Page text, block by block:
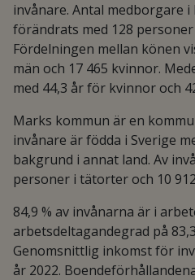
invånare. Antal medborgare
förändrats med 128
Fördelningen mellan könen
män och 17 465 kvinnor.
med 44,3 år för kvinnor och
Marks kommun är en
invånare är födda i Sverige
bakgrund i annat land. Av
personer i tätorter och 10
84,9 % av invånarna är i
arbetsdeltagandegrad på
Genomsnittlig inkomst för
år 2022.